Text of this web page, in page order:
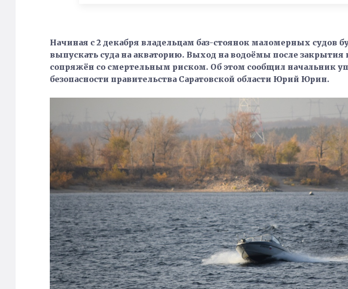
Начиная с 2 декабря владельцам баз-стоянок маломерных судов
выпускать суда на акваторию. Выход на водоёмы после закрытия
сопряжён со смертельным риском. Об этом сообщил начальник
безопасности правительства Саратовской области Юрий Юрин.